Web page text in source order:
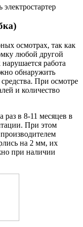
осмотрах, так как
любой другой
работа
обнаружить
При осмотре
и количество
раз в 8-11 месяцев в
При этом
на 2 мм, их
при наличии